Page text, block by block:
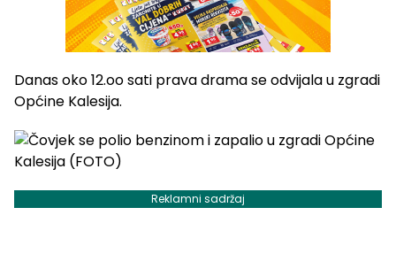
Danas oko 12.oo sati prava drama se odvijala u zgradi
Općine Kalesija.
Reklamni sadržaj